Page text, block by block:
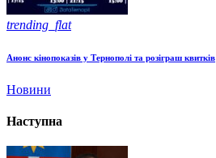
trending_flat
Анонс кінопоказів у Тернополі та розіграш квитків
Новини
Наступна